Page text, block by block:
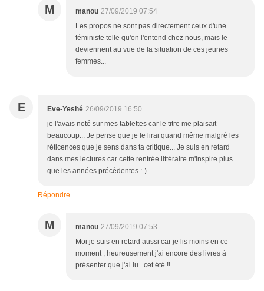
M manou 27/09/2019 07:54
Les propos ne sont pas directement ceux d'une
féministe telle qu'on l'entend chez nous, mais le
deviennent au vue de la situation de ces jeunes
femmes...
E Eve-Yeshé 26/09/2019 16:50
je l'avais noté sur mes tablettes car le titre me plaisait
beaucoup... Je pense que je le lirai quand même malgré les
réticences que je sens dans ta critique... Je suis en retard
dans mes lectures car cette rentrée littéraire m'inspire plus
que les années précédentes :-)
Répondre
M manou 27/09/2019 07:53
Moi je suis en retard aussi car je lis moins en ce
moment , heureusement j'ai encore des livres à
présenter que j'ai lu...cet été !!